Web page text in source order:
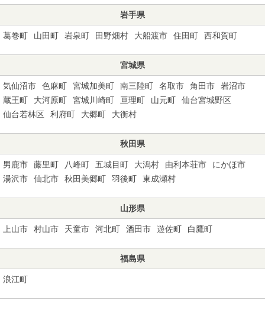
岩手県
葛巻町 山田町 岩泉町 田野畑村 大船渡市 住田町 西和賀町
宮城県
気仙沼市 色麻町 宮城加美町 南三陸町 名取市 角田市
岩沼市
蔵王町
大河原町 宮城川崎町 亘理町 山元町
仙台宮城野区
仙台若林区
利府町 大郷町 大衡村
秋田県
男鹿市 藤里町 八峰町 五城目町 大潟村 由利本荘市
にかほ市
湯沢市
仙北市 秋田美郷町 羽後町 東成瀬村
山形県
上山市 村山市 天童市 河北町 酒田市 遊佐町 白鷹町
福島県
浪江町